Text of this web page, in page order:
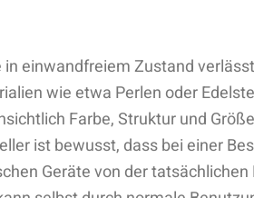
einwandfreiem Zustand
wie etwa Perlen oder
Farbe, Struktur und
ist bewusst, dass bei einer
Geräte von der